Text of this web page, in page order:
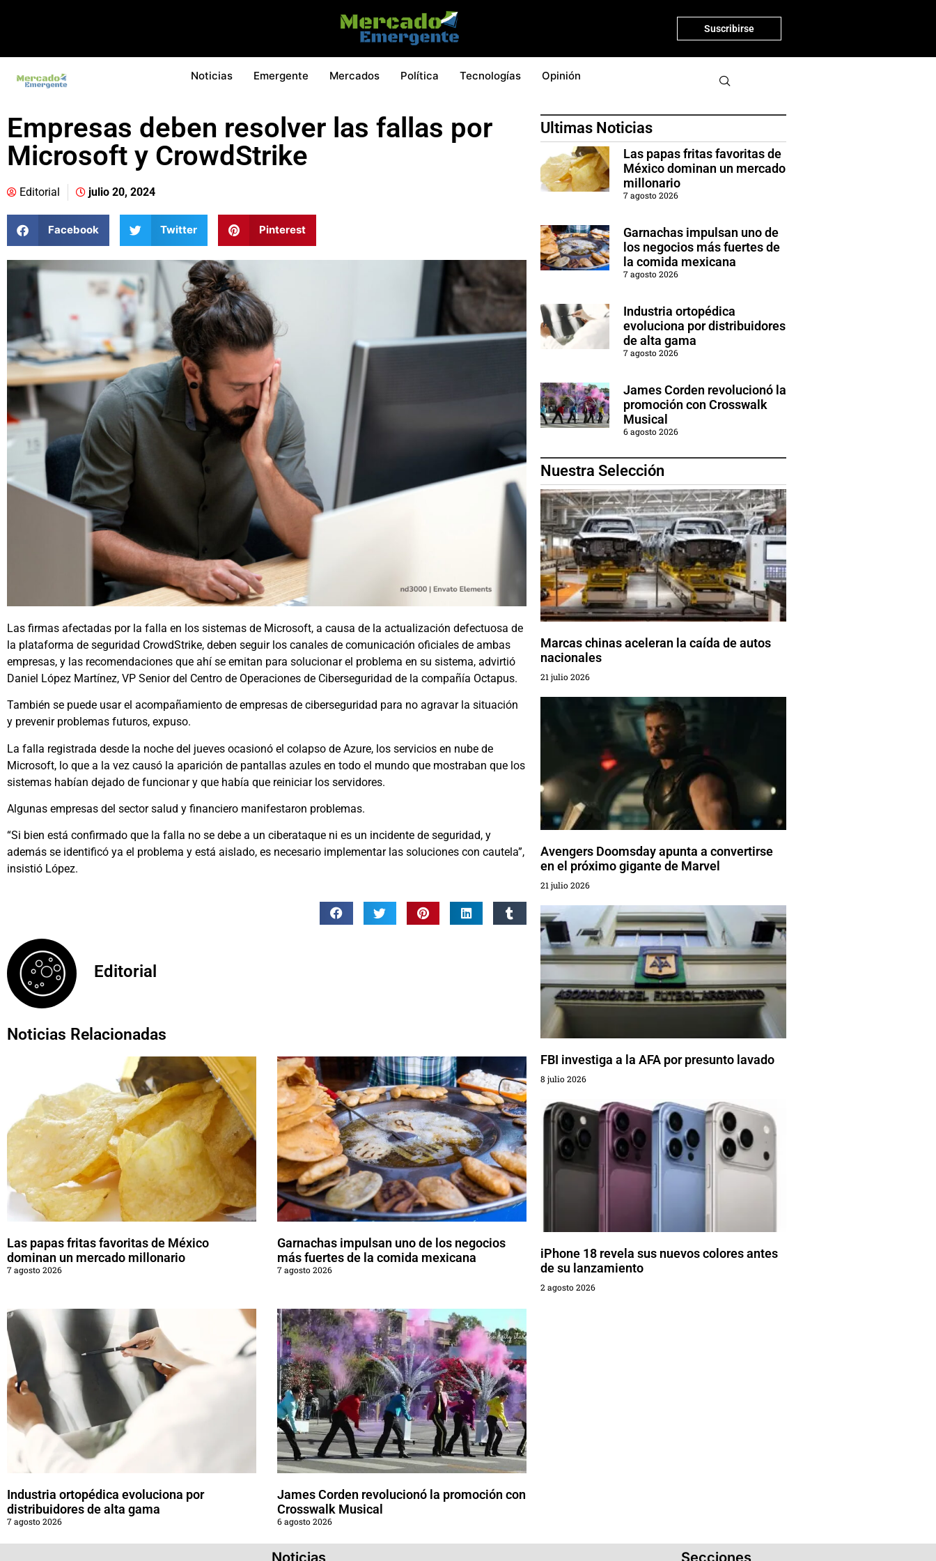
Suscribirse
Noticias Emergente Mercados Política Tecnologías Opinión
Empresas deben resolver las fallas por
Microsoft y CrowdStrike
Editorial julio 20, 2024
Facebook Twitter Pinterest
Las firmas afectadas por la falla en los sistemas de Microsoft, a causa de la actualización defectuosa de
la plataforma de seguridad CrowdStrike, deben seguir los canales de comunicación oficiales de ambas
empresas, y las recomendaciones que ahí se emitan para solucionar el problema en su sistema, advirtió
Daniel López Martínez, VP Senior del Centro de Operaciones de Ciberseguridad de la compañía Octapus.
También se puede usar el acompañamiento de empresas de ciberseguridad para no agravar la situación
y prevenir problemas futuros, expuso.
La falla registrada desde la noche del jueves ocasionó el colapso de Azure, los servicios en nube de
Microsoft, lo que a la vez causó la aparición de pantallas azules en todo el mundo que mostraban que los
sistemas habían dejado de funcionar y que había que reiniciar los servidores.
Algunas empresas del sector salud y financiero manifestaron problemas.
“Si bien está confirmado que la falla no se debe a un ciberataque ni es un incidente de seguridad, y
además se identificó ya el problema y está aislado, es necesario implementar las soluciones con cautela”,
insistió López.
Editorial
Noticias Relacionadas
Las papas fritas favoritas de México
dominan un mercado millonario
7 agosto 2026
Garnachas impulsan uno de los negocios
más fuertes de la comida mexicana
7 agosto 2026
Industria ortopédica evoluciona por
distribuidores de alta gama
7 agosto 2026
James Corden revolucionó la promoción con
Crosswalk Musical
6 agosto 2026
Ultimas Noticias
Las papas fritas favoritas de
México dominan un mercado
millonario
7 agosto 2026
Garnachas impulsan uno de
los negocios más fuertes de
la comida mexicana
7 agosto 2026
Industria ortopédica
evoluciona por distribuidores
de alta gama
7 agosto 2026
James Corden revolucionó la
promoción con Crosswalk
Musical
6 agosto 2026
Nuestra Selección
Marcas chinas aceleran la caída de autos
nacionales
21 julio 2026
Avengers Doomsday apunta a convertirse
en el próximo gigante de Marvel
21 julio 2026
FBI investiga a la AFA por presunto lavado
8 julio 2026
iPhone 18 revela sus nuevos colores antes
de su lanzamiento
2 agosto 2026
Noticias Secciones